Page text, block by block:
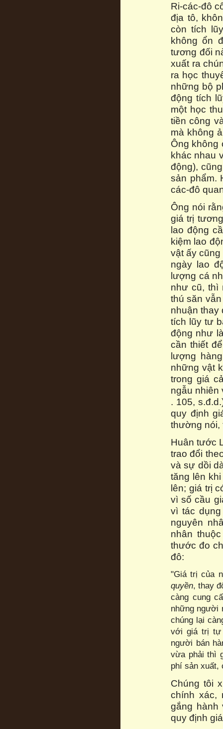
Ri-các-đô
địa tô,
còn tích
không ổn
tương đối
xuất ra
ra học
những bộ
động tích
một học
tiền công
mà không
Ông không
khác nhau
động),
sản phẩm.
các-đô
Ông nói
giá trị
lao động
kiệm lao
vật ấy
ngày lao
lượng cá
như cũ, thì
thú săn
nhuận thay
tích lũy tư
động như
cần thiết
lượng
những vật
trong giá
ngẫu nhiên
. 105,
quy định
thường nói,
Huân tước
trao đổi
và sự dồi
tăng lên
lên; giá trị
vì số cầu
vì tác
nguyên
nhân
thước đo
đô:
"Giá trị của
quyền, thay
càng cung
những người
chúng lại
với giá trị tự
người bán
vừa phải thì
phí sản xuất,
Chúng tôi
chính xác,
gắng hành
quy định